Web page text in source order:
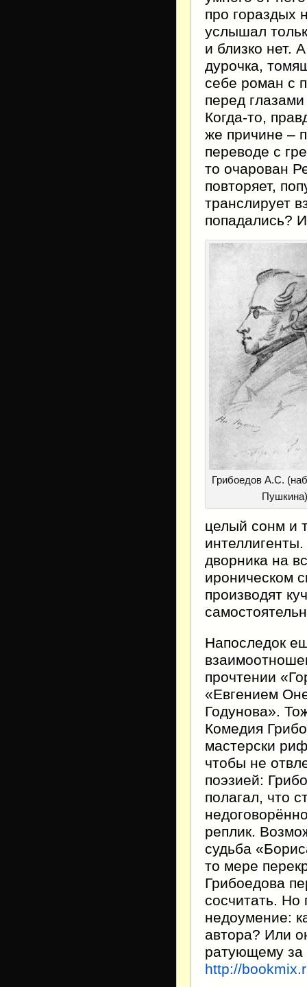
про гораздых
услышал
и близко нет.
дурочка,
себе роман с
перед
Когда-то,
же причине –
переводе с
то очарован
повторяет,
транслирует
попадались?
Грибоедов А.С.
Пушкина)
целый сонм и
дворника на
ироническом
производят
Напоследок
прочтении
«Евгением
Годунова».
Комедия
мастерски
чтобы не
поэзией:
полагал, что
реплик.
судьба
то мере
Грибоедова
сосчитать.
недоумение:
автора? Или
ратующему за
http://